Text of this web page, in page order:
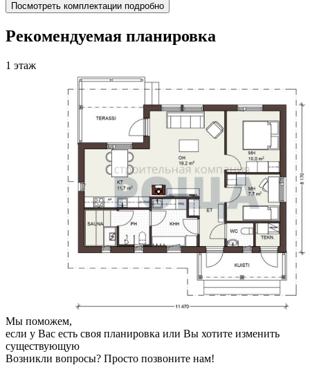
Посмотреть комплектации подробно
Рекомендуемая планировка
1 этаж
Мы поможем,
если у Вас есть своя планировка или Вы хотите изменить
существующую
Возникли вопросы? Просто позвоните нам!